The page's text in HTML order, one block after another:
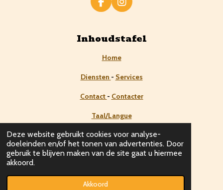
Deze website gebruikt cookies voor analyse-
doeleinden en/of het tonen van advertenties. Door
gebruik te blijven maken van de site gaat u hiermee
akkoord.
Akkoord
F
a
b
o
I
n
t
a
r
m
Inhoudstafel
Home
Diensten - Services
Contact - Contacter
Taal/Langue
Nederlands
Français
© Gemaakt doorNAVA GROUP